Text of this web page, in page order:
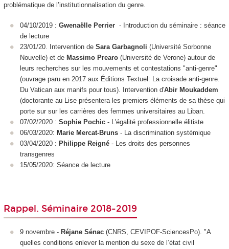
problématique de l’institutionnalisation du genre.
04/10/2019 : Gwenaëlle Perrier - Introduction du séminaire : séance
de lecture
23/01/20. Intervention de Sara Garbagnoli (Université Sorbonne
Nouvelle) et de Massimo Prearo (Université de Verone) autour de
leurs recherches sur les mouvements et contestations "anti-genre"
(ouvrage paru en 2017 aux Éditions Textuel: La croisade anti-genre.
Du Vatican aux manifs pour tous). Intervention d'Abir Moukaddem
(doctorante au Lise présentera les premiers éléments de sa thèse qui
porte sur sur les carrières des femmes universitaires au Liban.
07/02/2020 : Sophie Pochic - L'égalité professionnelle élitiste
06/03/2020: Marie Mercat-Bruns - La discrimination systémique
03/04/2020 : Philippe Reigné - Les droits des personnes
transgenres
15/05/2020: Séance de lecture
Rappel. Séminaire 2018-2019
9 novembre - Réjane Sénac (CNRS, CEVIPOF-SciencesPo). "A
quelles conditions enlever la mention du sexe de l’état civil